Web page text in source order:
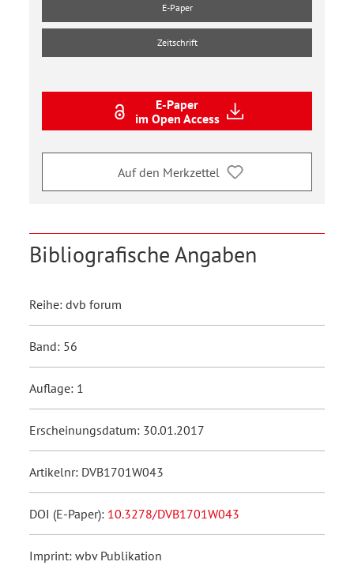
E-Paper
Zeitschrift
E-Paper
im Open Access
Auf den Merkzettel
Bibliografische Angaben
Reihe: dvb forum
Band: 56
Auflage: 1
Erscheinungsdatum: 30.01.2017
Artikelnr: DVB1701W043
DOI (E-Paper): 10.3278/DVB1701W043
Imprint: wbv Publikation